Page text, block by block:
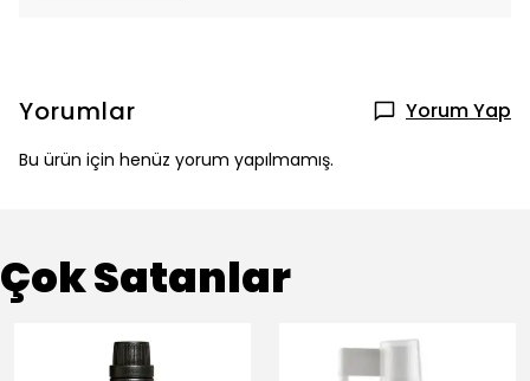
Yorumlar Yorum Yap
Bu ürün için henüz yorum yapılmamış.
Çok Satanlar